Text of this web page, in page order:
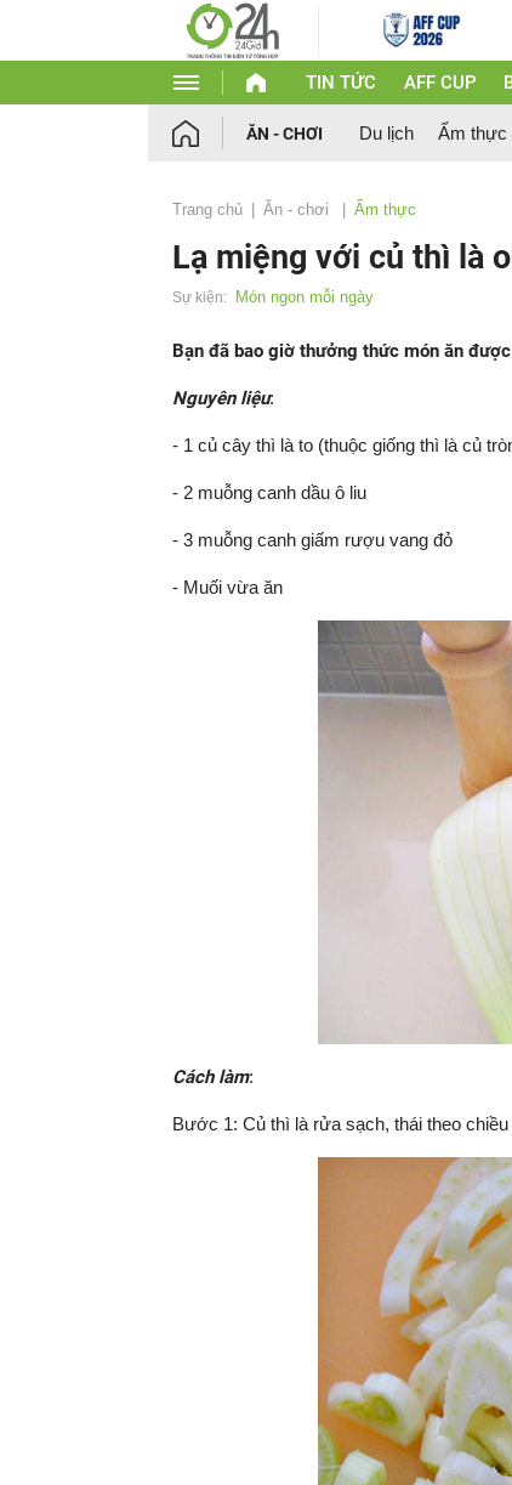
TIN TỨC AFF CUP
ĂN - CHƠI Du lịch Ẩm thực
Trang chủ Ăn - chơi Ẩm thực
Lạ miệng với củ thì là
Sự kiện: Món ngon mỗi ngày
Bạn đã bao giờ thưởng thức món ăn
Nguyên liệu:
- 1 củ cây thì là to (thuộc giống thì là củ
- 2 muỗng canh dầu ô liu
- 3 muỗng canh giấm rượu vang đỏ
- Muối vừa ăn
Cách làm:
Bước 1: Củ thì là rửa sạch, thái theo